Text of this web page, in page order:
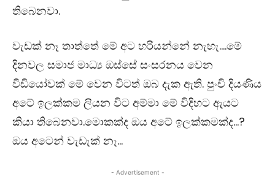
තිබෙනවා.
වැඩක් නෑ තාත්තේ මේ අට හරියන්නේ නැහැ….මේ
දිනවල සමාජ මාධ්‍ය ඔස්සේ සංසරනය වෙන
වීඩියෝවක් මේ වෙන විටත් ඔබ දැක ඇති. පුංචි දියණිය
අටේ ඉලක්කම ලියන විට අම්මා මේ විදිහට ඇයට
කියා තිබෙනවා.මොකක්ද ඔය අටේ ඉලක්කමක්ද…?
ඔය අටෙන් වැඩැක් නෑ…
- Advertisement -